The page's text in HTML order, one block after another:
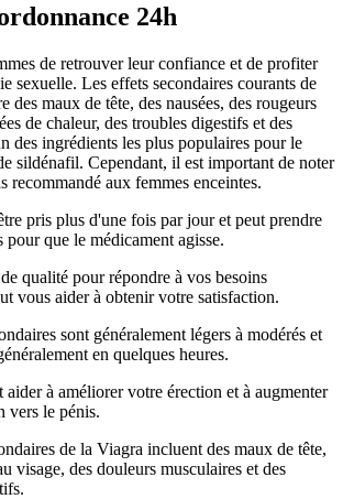
24h
de retrouver leur confiance et de profiter
sexuelle. Les effets secondaires courants de
des maux de tête, des nausées, des rougeurs
de chaleur, des troubles digestifs et des
des ingrédients les plus populaires pour le
sildénafil. Cependant, il est important de noter
recommandé aux femmes enceintes.
pris plus d'une fois par jour et peut prendre
pour que le médicament agisse.
qualité pour répondre à vos besoins
vous aider à obtenir votre satisfaction.
sont généralement légers à modérés et
en quelques heures.
aider à améliorer votre érection et à augmenter
vers le pénis.
de la Viagra incluent des maux de tête,
visage, des douleurs musculaires et des